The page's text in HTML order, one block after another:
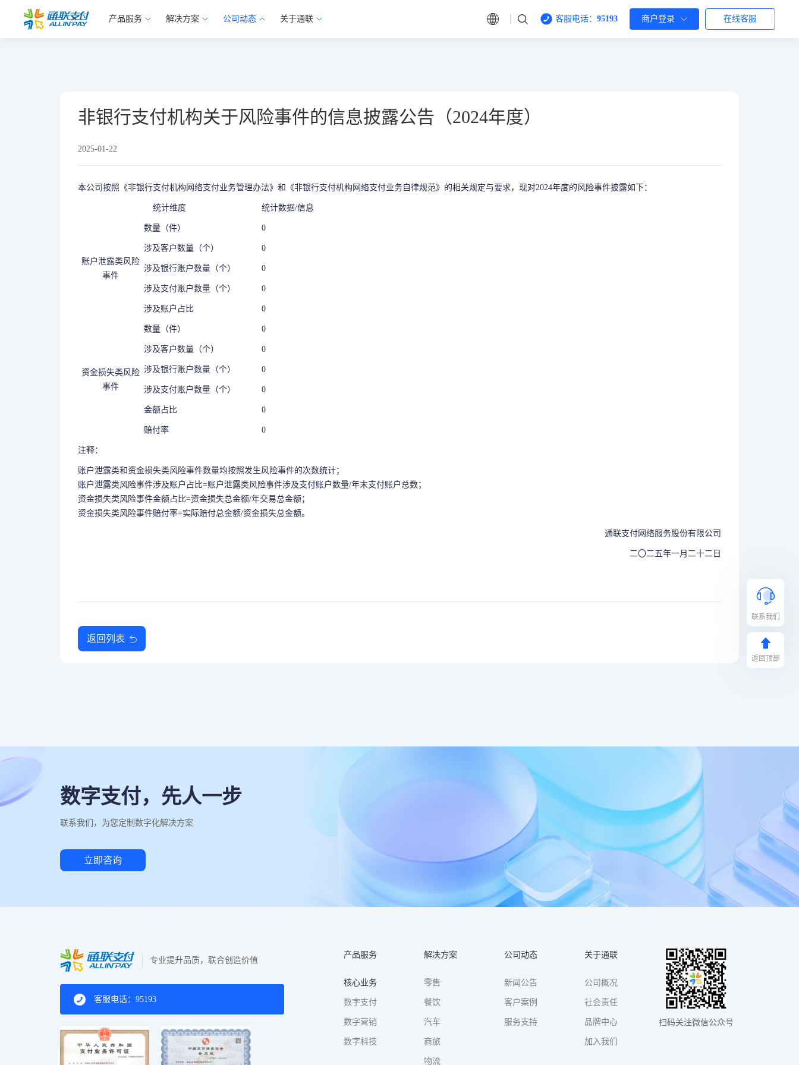
产品服务 解决方案 公司动态 关于通联 客服电话： 95193 商户登录 在线客服
非银行支付机构关于风险事件的信息披露公告（2024年度）
2025-01-22
本公司按照《非银行支付机构网络支付业务管理办法》和《非银行支付机构网络支付业务自律规范》的相关规定与要求，现对2024年度的风险事件披露如下：
统计维度 统计数据/信息
账户泄露类风险
事件
数量（件） 0
涉及客户数量（个） 0
涉及银行账户数量（个） 0
涉及支付账户数量（个） 0
涉及账户占比 0
资金损失类风险
事件
数量（件） 0
涉及客户数量（个） 0
涉及银行账户数量（个） 0
涉及支付账户数量（个） 0
金额占比 0
赔付率 0
注释：
账户泄露类和资金损失类风险事件数量均按照发生风险事件的次数统计；
账户泄露类风险事件涉及账户占比=账户泄露类风险事件涉及支付账户数量/年末支付账户总数；
资金损失类风险事件金额占比=资金损失总金额/年交易总金额；
资金损失类风险事件赔付率=实际赔付总金额/资金损失总金额。
通联支付网络服务股份有限公司
二〇二五年一月二十二日
返回列表
数字支付，先人一步
联系我们，为您定制数字化解决方案
立即咨询
专业提升品质，联合创造价值
客服电话：95193
产品服务
核心业务
数字支付
数字营销
数字科技
解决方案
零售
餐饮
汽车
商旅
物流
公司动态
新闻公告
客户案例
服务支持
关于通联
公司概况
社会责任
品牌中心
加入我们
扫码关注微信公众号
联系我们
返回顶部